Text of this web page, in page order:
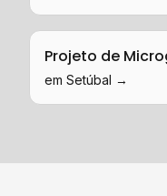
Projeto de
em Setúbal →